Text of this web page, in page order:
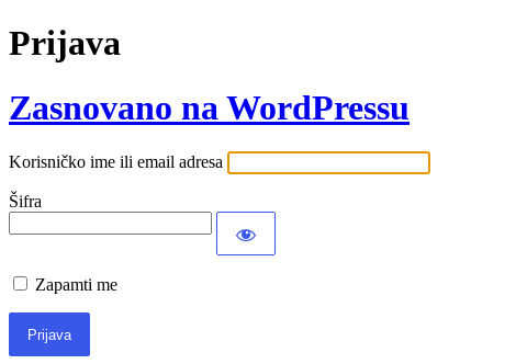
Prijava
Zasnovano na WordPressu
Korisničko ime ili email adresa
Šifra
Zapamti me